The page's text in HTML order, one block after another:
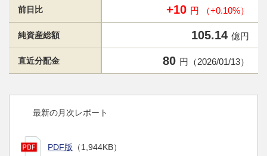
前日比 +10 円 （+0.10%）
純資産総額 105.14 億円
直近分配金 80 円（2026/01/13）
最新の月次レポート
PDF版 （1,944KB）